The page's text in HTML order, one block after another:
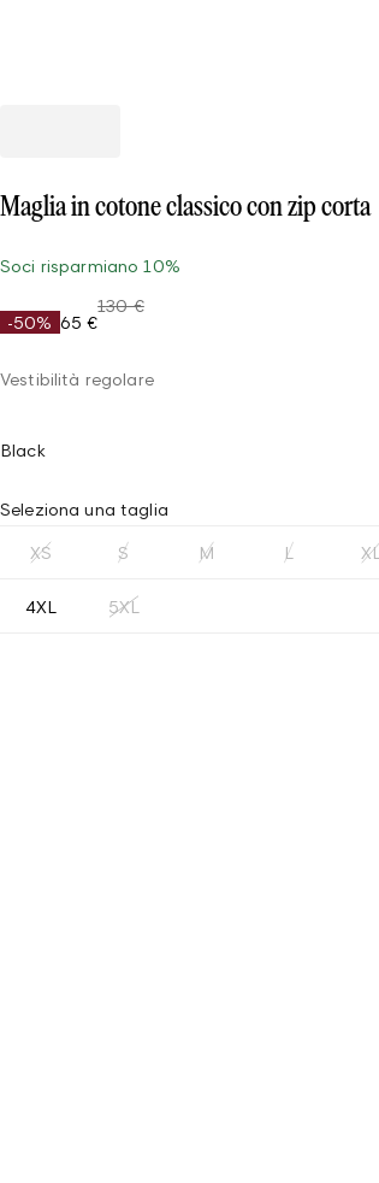
Maglia in cotone classico con zip corta
Soci risparmiano 10%
-50% 65 €
130 €
Vestibilità regolare
Black
Seleziona una taglia
XS S M L XL
4XL 5XL